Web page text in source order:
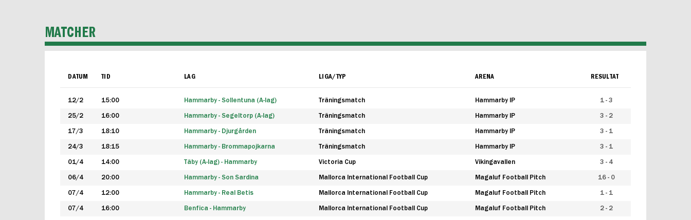
MATCHER
DATUM TID LAG LIGA/TYP ARENA RESULTAT
12/2 15:00 Hammarby - Sollentuna (A-lag) Träningsmatch Hammarby IP 1 - 3
25/2 16:00 Hammarby - Segeltorp (A-lag) Träningsmatch Hammarby IP 3 - 2
17/3 18:10 Hammarby - Djurgården Träningsmatch Hammarby IP 3 - 1
24/3 18:15 Hammarby - Brommapojkarna Träningsmatch Hammarby IP 3 - 1
01/4 14:00 Täby (A-lag) - Hammarby Victoria Cup Vikingavallen 3 - 4
06/4 20:00 Hammarby - Son Sardina Mallorca International Football Cup Magaluf Football Pitch 16 - 0
07/4 12:00 Hammarby - Real Betis Mallorca International Football Cup Magaluf Football Pitch 1 - 1
07/4 16:00 Benfica - Hammarby Mallorca International Football Cup Magaluf Football Pitch 2 - 2